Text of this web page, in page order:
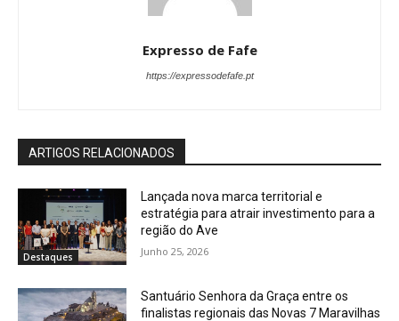
Expresso de Fafe
https://expressodefafe.pt
ARTIGOS RELACIONADOS
Destaques
Lançada nova marca territorial e
estratégia para atrair investimento para a
região do Ave
Junho 25, 2026
Santuário Senhora da Graça entre os
finalistas regionais das Novas 7 Maravilhas